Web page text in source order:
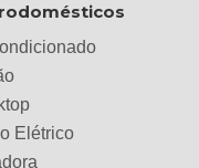
Elétrico